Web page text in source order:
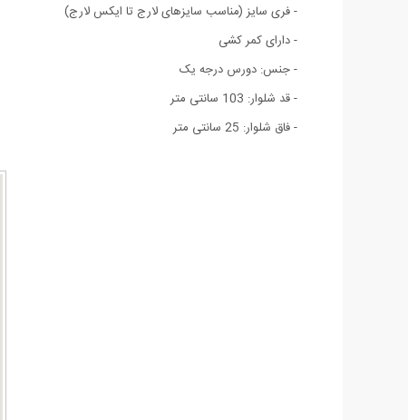
- فری سایز (مناسب سایزهای لارج تا ایکس لارج)
- دارای کمر کشی
- جنس: دورس درجه یک
- قد شلوار: 103 سانتی متر
- فاق شلوار: 25 سانتی متر